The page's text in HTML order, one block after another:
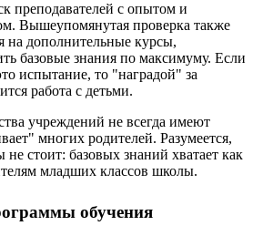
преподавателей с опытом и
Вышеупомянутая проверка также
на дополнительные курсы,
базовые знания по максимуму. Если
испытание, то "наградой" за
работа с детьми.
учреждений не всегда имеют
многих родителей. Разумеется,
не стоит: базовых знаний хватает как
младших классов школы.
обучения